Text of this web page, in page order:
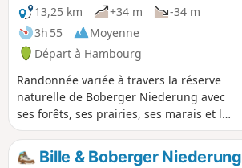
13,25 km
+34 m
-34 m
3h 55
Moyenne
Départ à Hambourg
Randonnée variée à travers la réserve
naturelle de Boberger Niederung avec
ses forêts, ses prairies, ses marais et les
dunes de Boberg, les dernières dunes
mobiles de Hambourg.
Bille & Boberger Niederung